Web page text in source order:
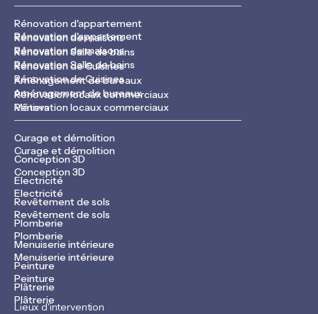
Rénovation d'appartement
Rénovation d'appartement
Rénovation de maisons
Rénovation de maisons
Rénovation Salle de bains
Rénovation Salle de bains
Rénovation de Cuisines
Rénovation de Cuisines
Aménagement de bureaux
Aménagement de bureaux
Rénovation locaux commerciaux
Rénovation locaux commerciaux
Métiers
Curage et démolition
Curage et démolition
Conception 3D
Conception 3D
Electricité
Electricité
Revêtement de sols
Revêtement de sols
Plomberie
Plomberie
Menuiserie intérieure
Menuiserie intérieure
Peinture
Peinture
Plâtrerie
Plâtrerie
Lieux d'intervention